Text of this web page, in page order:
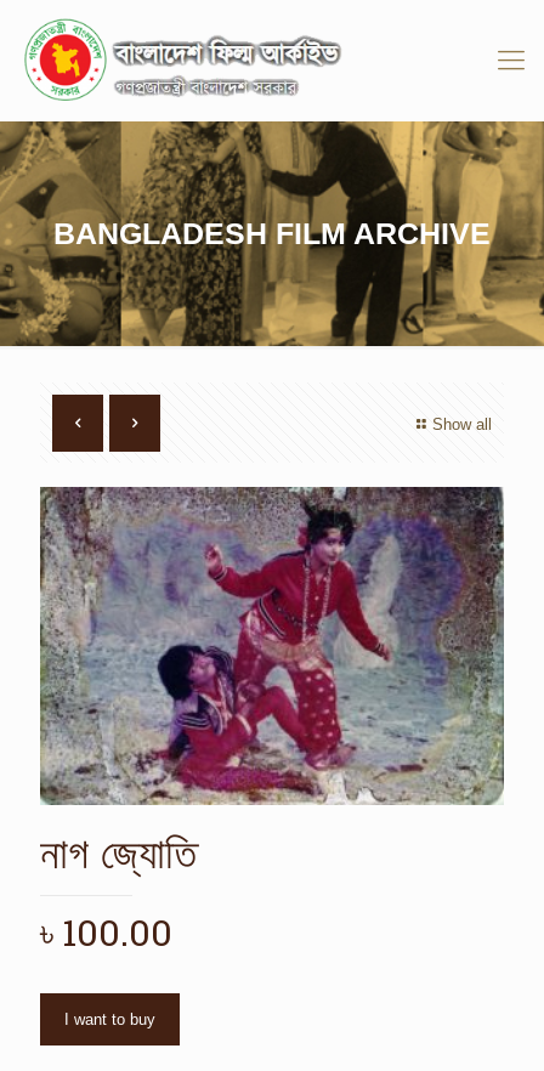
BANGLADESH FILM ARCHIVE
Show all
নাগ জ্যোতি
৳ 100.00
I want to buy